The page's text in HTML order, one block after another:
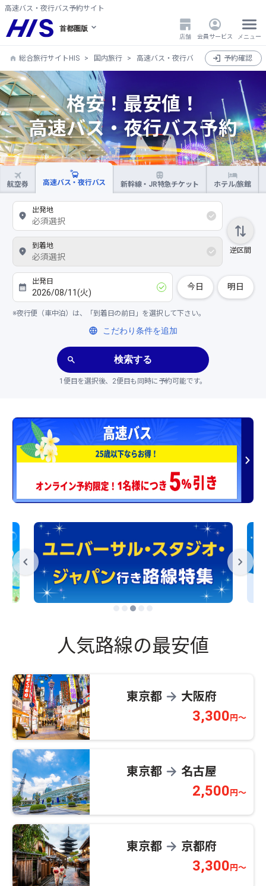
高速バス・夜行バス予約サイト
首都圏版
店舗 会員サービス メニュー
総合旅行サイトHIS 国内旅行 高速バス・夜行バス 予約確認
格安！最安値！
高速バス・夜行バス予約
航空券 高速バス・夜行バス 新幹線・JR特急チケット ホテル/旅館
今日 明日
※夜行便（車中泊）は、「到着日の前日」を選択して下さい。
こだわり条件を追加
検索する
1便目を選択後、2便目も同時に予約可能です。
人気路線の最安値
東京都 → 大阪府
3,300円～
東京都 → 名古屋
2,500円～
東京都 → 京都府
3,300円～